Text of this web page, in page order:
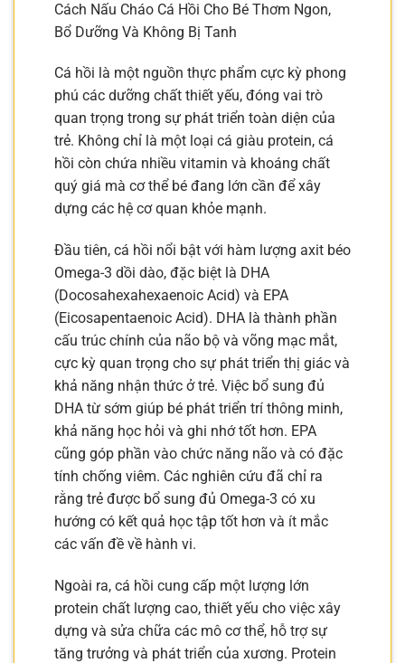
Cách Nấu Cháo Cá Hồi Cho Bé Thơm Ngon,
Bổ Dưỡng Và Không Bị Tanh
Cá hồi là một nguồn thực phẩm cực kỳ phong
phú các dưỡng chất thiết yếu, đóng vai trò
quan trọng trong sự phát triển toàn diện của
trẻ. Không chỉ là một loại cá giàu protein, cá
hồi còn chứa nhiều vitamin và khoáng chất
quý giá mà cơ thể bé đang lớn cần để xây
dựng các hệ cơ quan khỏe mạnh.
Đầu tiên, cá hồi nổi bật với hàm lượng axit béo
Omega-3 dồi dào, đặc biệt là DHA
(Docosahexahexaenoic Acid) và EPA
(Eicosapentaenoic Acid). DHA là thành phần
cấu trúc chính của não bộ và võng mạc mắt,
cực kỳ quan trọng cho sự phát triển thị giác và
khả năng nhận thức ở trẻ. Việc bổ sung đủ
DHA từ sớm giúp bé phát triển trí thông minh,
khả năng học hỏi và ghi nhớ tốt hơn. EPA
cũng góp phần vào chức năng não và có đặc
tính chống viêm. Các nghiên cứu đã chỉ ra
rằng trẻ được bổ sung đủ Omega-3 có xu
hướng có kết quả học tập tốt hơn và ít mắc
các vấn đề về hành vi.
Ngoài ra, cá hồi cung cấp một lượng lớn
protein chất lượng cao, thiết yếu cho việc xây
dựng và sửa chữa các mô cơ thể, hỗ trợ sự
tăng trưởng và phát triển của xương. Protein